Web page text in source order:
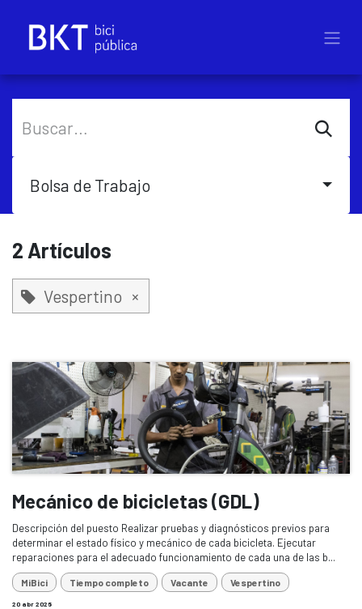
Bolsa de Trabajo
2 Artículos
Vespertino ×
Mecánico de bicicletas (GDL)
Descripción del puesto Realizar pruebas y diagnósticos previos para
determinar el estado físico y mecánico de cada bicicleta. Ejecutar
reparaciones para el adecuado funcionamiento de cada una de las b...
MiBici Tiempo completo Vacante Vespertino
20 abr 2026